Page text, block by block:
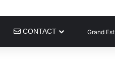
CONTACT Grand Est